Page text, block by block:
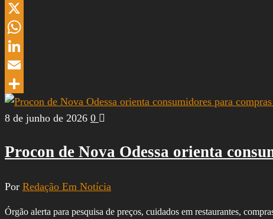
Threads
X
WhatsApp
LinkedIn
Email
Share
8 de junho de 2026 0
Procon de Nova Odessa orienta
Por Redação Em Notícia
Órgão alerta para pesquisa de preços, cuidados em restaurantes,